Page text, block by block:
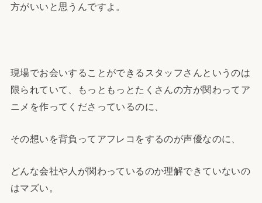
方がいいと思うんですよ。
現場でお会いすることができるスタッフさんというのは
限られていて、もっともっとたくさんの方が関わってア
ニメを作ってくださっているのに、
その想いを背負ってアフレコをするのが声優なのに、
どんな会社や人が関わっているのか理解できていないの
はマズい。